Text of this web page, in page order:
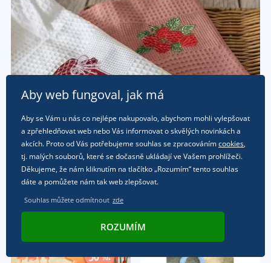
Aby web fungoval, jak má
Aby se Vám u nás co nejlépe nakupovalo, abychom mohli vylepšovat
a zpřehledňovat web nebo Vás informovat o skvělých novinkách a
akcích. Proto od Vás potřebujeme souhlas se zpracovánímcookies,
tj. malých souborů, které se dočasně ukládají ve Vašem prohlížeči.
Děkujeme, že nám kliknutím na tlačítko „Rozumím“ tento souhlas
dáte a pomůžete nám tak web zlepšovat.
Souhlas můžete odmítnout zde
ROZUMÍM